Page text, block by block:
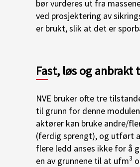
bør vurderes ut fra
ved prosjektering av
er brukt, slik at det er
Fast, løs og anbrakt
NVE bruker ofte tre
til grunn for denne
aktører kan bruke andre/
(ferdig sprengt), og utført
flere ledd anses ikke for å
en av grunnene til at ufm3